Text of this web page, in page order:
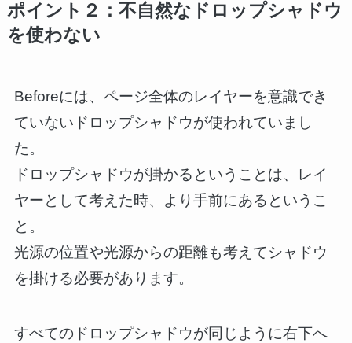
ポイント２：不自然なドロップシャドウ
を使わない
Beforeには、ページ全体のレイヤーを意識でき
ていないドロップシャドウが使われていまし
た。
ドロップシャドウが掛かるということは、レイ
ヤーとして考えた時、より手前にあるというこ
と。
光源の位置や光源からの距離も考えてシャドウ
を掛ける必要があります。
すべてのドロップシャドウが同じように右下へ